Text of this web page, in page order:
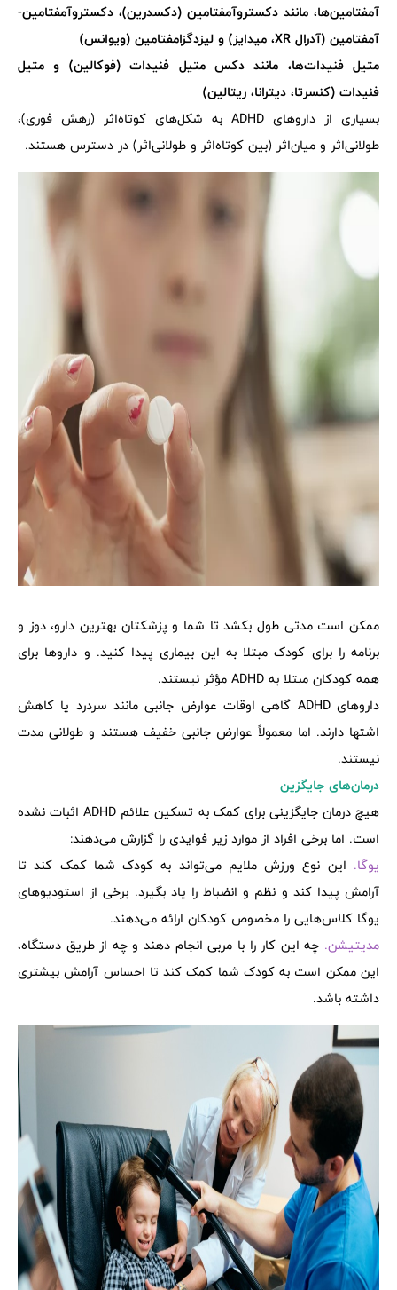
آمفتامین‌ها، مانند دکستروآمفتامین (دکسدرین)، دکستروآمفتامین-
آمفتامین (آدرال XR، میدایز) و لیزدگزامفتامین (ویوانس)
متیل فنیدات‌ها، مانند دکس متیل فنیدات (فوکالین) و متیل
فنیدات (کنسرتا، دیترانا، ریتالین)
بسیاری از داروهای ADHD به شکل‌های کوتاه‌اثر (رهش فوری)،
طولانی‌اثر و میان‌اثر (بین کوتاه‌اثر و طولانی‌اثر) در دسترس هستند.
ممکن است مدتی طول بکشد تا شما و پزشکتان بهترین دارو، دوز و
برنامه را برای کودک مبتلا به این بیماری پیدا کنید. و داروها برای
همه کودکان مبتلا به ADHD مؤثر نیستند.
داروهای ADHD گاهی اوقات عوارض جانبی مانند سردرد یا کاهش
اشتها دارند. اما معمولاً عوارض جانبی خفیف هستند و طولانی مدت
نیستند.
درمان‌های جایگزین
هیچ درمان جایگزینی برای کمک به تسکین علائم ADHD اثبات نشده
است. اما برخی افراد از موارد زیر فوایدی را گزارش می‌دهند:
یوگا. این نوع ورزش ملایم می‌تواند به کودک شما کمک کند تا
آرامش پیدا کند و نظم و انضباط را یاد بگیرد. برخی از استودیوهای
یوگا کلاس‌هایی را مخصوص کودکان ارائه می‌دهند.
مدیتیشن. چه این کار را با مربی انجام دهند و چه از طریق دستگاه،
این ممکن است به کودک شما کمک کند تا احساس آرامش بیشتری
داشته باشد.